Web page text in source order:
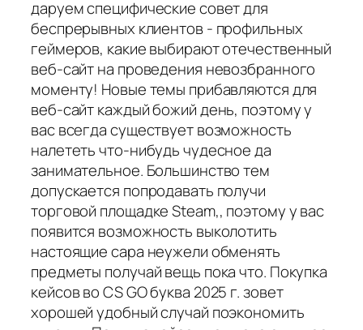
даруем специфические совет для
беспрерывных клиентов - профильных
геймеров, какие выбирают отечественный
веб-сайт на проведения невозбранного
моменту! Новые темы прибавляются для
веб-сайт каждый божий день, поэтому у
вас всегда существует возможность
налететь что-нибудь чудесное да
занимательное. Большинство тем
допускается попродавать получи
торговой площадке Steam,, поэтому у вас
появится возможность выколотить
настоящие сара неужели обменять
предметы получай вещь пока что. Покупка
кейсов во CS GO буква 2025 г. зовет
хорошей удобный случай поэкономить